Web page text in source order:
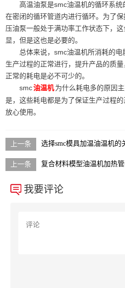
高温油泵是smc油温机的循环系
在密闭的循环管道内进行循环。为了
压油泵一般处于满功率工作状态下，
显，但是这也是必要的。
总体来说，smc油温机所消耗的
生产过程的正常进行，提升产品的质
正常的耗电是必不可少的。
smc油温机为什么耗电多的原因
是，这些耗电都是为了保证生产过程
放心使用。
选择smc模具加温油温机的
复合材料模型油温机加热
我要评论